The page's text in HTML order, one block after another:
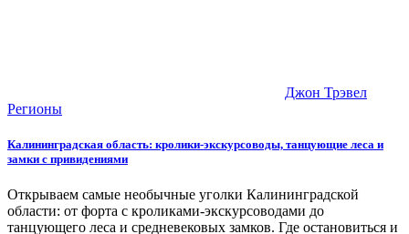
Джон Трэвел
Регионы
Калининградская область: кролики-экскурсоводы, танцующие леса и
замки с привидениями
Открываем самые необычные уголки Калининградской
области: от форта с кроликами-экскурсоводами до
танцующего леса и средневековых замков. Где остановиться и